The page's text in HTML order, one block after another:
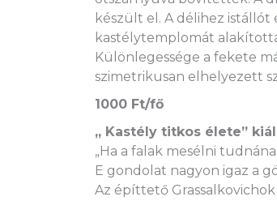
készült el. A délihez
kastélytemplomát
Különlegessége a fekete
szimetrikusan elhelyezett
1000 Ft/fő
„ Kastély titkos élete”
„Ha a falak mesélni
E gondolat nagyon igaz a
Az építtető